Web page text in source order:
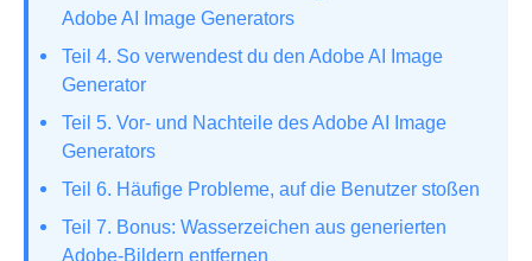
Adobe AI Image Generators
Teil 4. So verwendest du den Adobe AI Image
Generator
Teil 5. Vor- und Nachteile des Adobe AI Image
Generators
Teil 6. Häufige Probleme, auf die Benutzer stoßen
Teil 7. Bonus: Wasserzeichen aus generierten
Adobe‑Bildern entfernen